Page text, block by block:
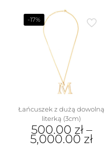
-17%
Łańcuszek z dużą dowolną
literką (3cm)
500.00 zł–
5,000.00 zł